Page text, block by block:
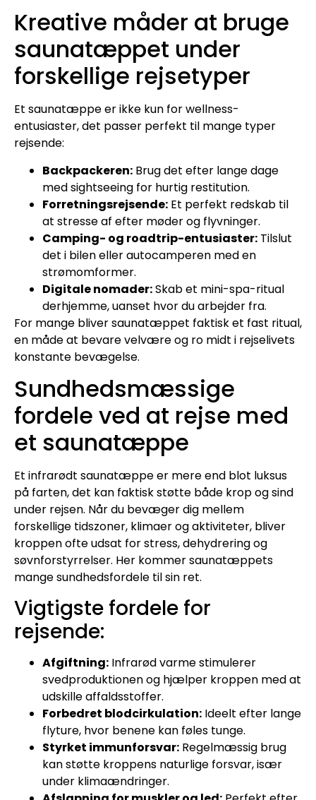
Kreative måder at bruge
saunatæppet under
forskellige rejsetyper
Et saunatæppe er ikke kun for wellness-
entusiaster, det passer perfekt til mange typer
rejsende:
Backpackeren: Brug det efter lange dage
med sightseeing for hurtig restitution.
Forretningsrejsende: Et perfekt redskab til
at stresse af efter møder og flyvninger.
Camping- og roadtrip-entusiaster: Tilslut
det i bilen eller autocamperen med en
strømomformer.
Digitale nomader:Skab et mini-spa-ritual
derhjemme, uanset hvor du arbejder fra.
For mange bliver saunatæppet faktisk et fast ritual,
en måde at bevare velvære og ro midt i rejselivets
konstante bevægelse.
Sundhedsmæssige
fordele ved at rejse med
et saunatæppe
Et infrarødt saunatæppe er mere end blot luksus
på farten, det kan faktisk støtte både krop og sind
under rejsen. Når du bevæger dig mellem
forskellige tidszoner, klimaer og aktiviteter, bliver
kroppen ofte udsat for stress, dehydrering og
søvnforstyrrelser. Her kommer saunatæppets
mange sundhedsfordele til sin ret.
Vigtigste fordele for
rejsende:
Afgiftning: Infrarød varme stimulerer
svedproduktionen og hjælper kroppen med at
udskille affaldsstoffer.
Forbedret blodcirkulation: Ideelt efter lange
flyture, hvor benene kan føles tunge.
Styrket immunforsvar: Regelmæssig brug
kan støtte kroppens naturlige forsvar, især
under klimaændringer.